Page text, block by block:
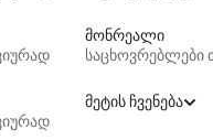
მონრეალი
საცხოვრებლები
მეტის ჩვენება